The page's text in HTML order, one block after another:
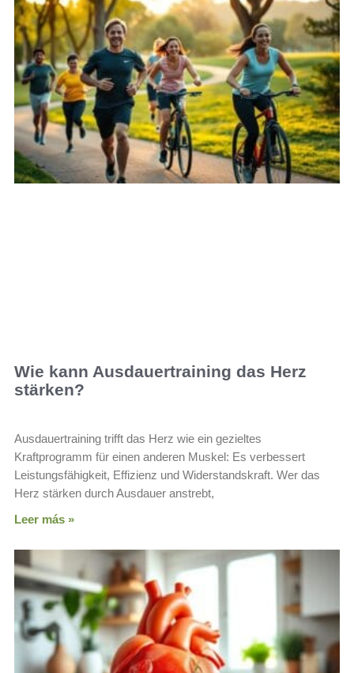
Wie kann Ausdauertraining das Herz
stärken?
Ausdauertraining trifft das Herz wie ein gezieltes
Kraftprogramm für einen anderen Muskel: Es verbessert
Leistungsfähigkeit, Effizienz und Widerstandskraft. Wer das
Herz stärken durch Ausdauer anstrebt,
Leer más »